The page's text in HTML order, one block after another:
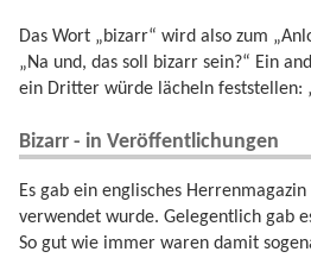
Das Wort „bizarr“ wird also zum
„Na und, das soll bizarr sein?“ Ein
ein Dritter würde lächeln feststellen:
Bizarr - in Veröffentlichungen
Es gab ein englisches
verwendet wurde. Gelegentlich gab
So gut wie immer waren damit